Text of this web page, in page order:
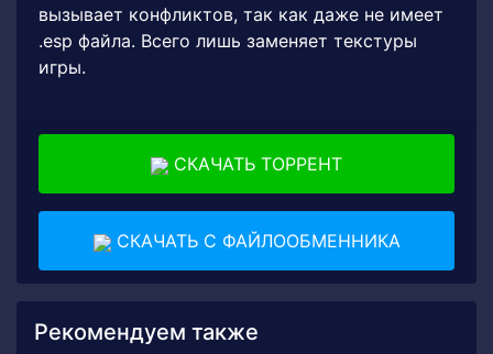
вызывает конфликтов, так как даже не имеет
.esp файла. Всего лишь заменяет текстуры
игры.
СКАЧАТЬ ТОРРЕНТ
СКАЧАТЬ С ФАЙЛООБМЕННИКА
Рекомендуем также